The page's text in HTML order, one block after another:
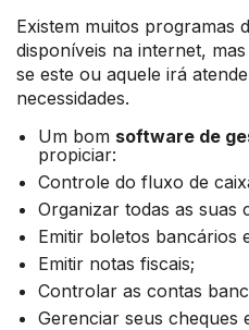
Existem muitos programas
disponíveis na internet,
se este ou aquele irá
necessidades.
Um bom software de
propiciar:
Controle do fluxo de
Organizar todas as suas
Emitir boletos bancários
Emitir notas fiscais;
Controlar as contas
Gerenciar seus cheques